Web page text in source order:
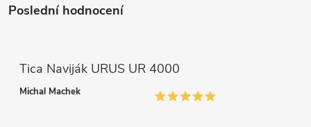
Poslední hodnocení
Tica Naviják URUS UR 4000
Michal Machek